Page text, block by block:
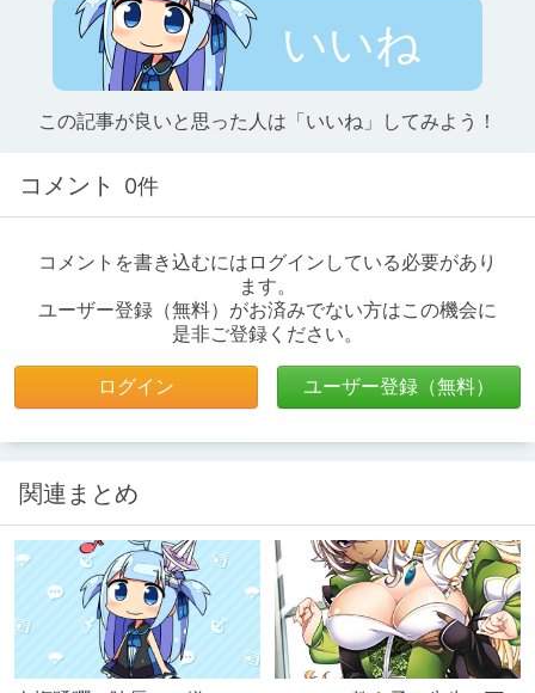
いいね
この記事が良いと思った人は「いいね」してみよう！
コメント 0件
コメントを書き込むにはログインしている必要があり
ます。
ユーザー登録（無料）がお済みでない方はこの機会に
是非ご登録ください。
ログイン ユーザー登録（無料）
関連まとめ